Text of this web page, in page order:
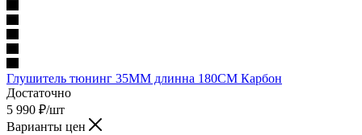
Глушитель тюнинг 35MM длинна 180CM Карбон
Достаточно
5 990 ₽/шт
Варианты цен